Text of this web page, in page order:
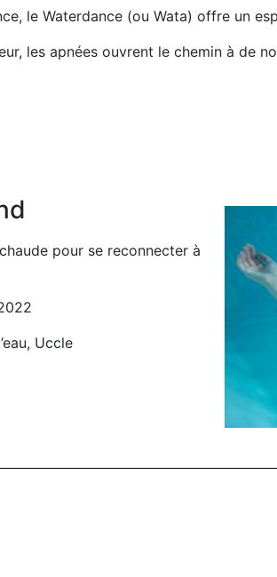
le Waterdance (ou Wata) offre un
les apnées ouvrent le chemin à de
pour se reconnecter à
Uccle